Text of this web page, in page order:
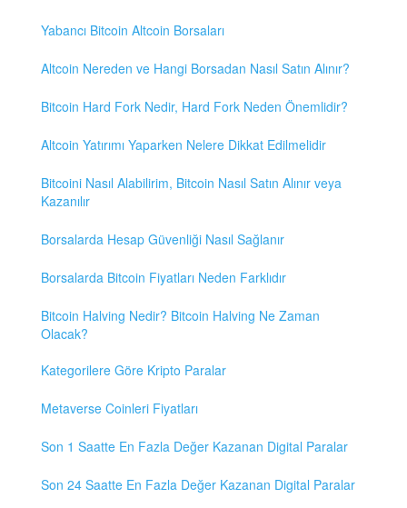
Yabancı Bitcoin Altcoin Borsaları
Altcoin Nereden ve Hangi Borsadan Nasıl Satın Alınır?
Bitcoin Hard Fork Nedir, Hard Fork Neden Önemlidir?
Altcoin Yatırımı Yaparken Nelere Dikkat Edilmelidir
Bitcoini Nasıl Alabilirim, Bitcoin Nasıl Satın Alınır veya
Kazanılır
Borsalarda Hesap Güvenliği Nasıl Sağlanır
Borsalarda Bitcoin Fiyatları Neden Farklıdır
Bitcoin Halving Nedir? Bitcoin Halving Ne Zaman
Olacak?
Kategorilere Göre Kripto Paralar
Metaverse Coinleri Fiyatları
Son 1 Saatte En Fazla Değer Kazanan Digital Paralar
Son 24 Saatte En Fazla Değer Kazanan Digital Paralar